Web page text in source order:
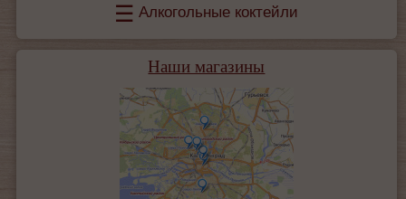
☰ Алкогольные коктейли
Наши магазины